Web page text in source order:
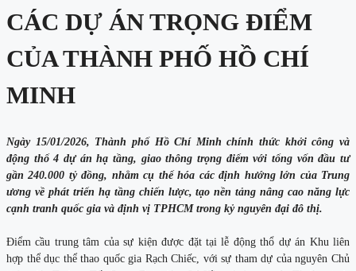
CÁC DỰ ÁN TRỌNG ĐIỂM
CỦA THÀNH PHỐ HỒ CHÍ
MINH
Ngày 15/01/2026, Thành phố Hồ Chí Minh chính thức khởi công và
động thổ 4 dự án hạ tầng, giao thông trọng điểm với tổng vốn đầu tư
gần 240.000 tỷ đồng, nhằm cụ thể hóa các định hướng lớn của Trung
ương về phát triển hạ tầng chiến lược, tạo nền tảng nâng cao năng lực
cạnh tranh quốc gia và định vị TPHCM trong kỷ nguyên đại đô thị.
Điểm cầu trung tâm của sự kiện được đặt tại lễ động thổ dự án Khu liên
hợp thể dục thể thao quốc gia Rạch Chiếc, với sự tham dự của nguyên Chủ